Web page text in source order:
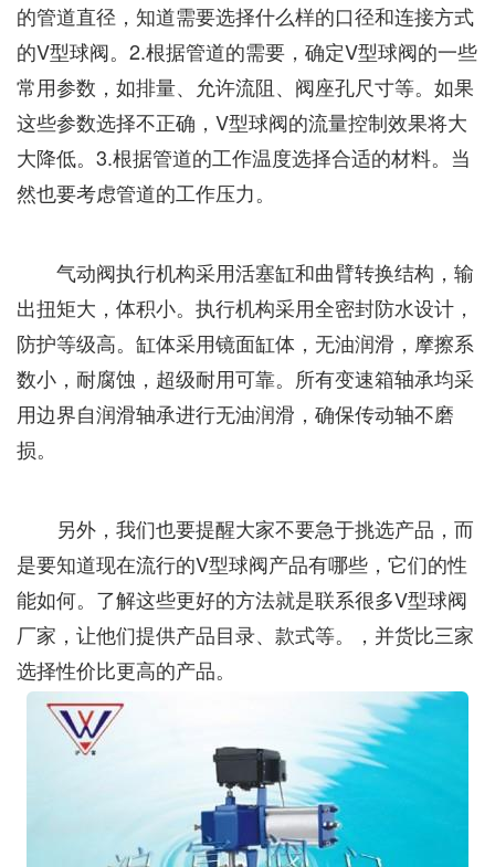
的管道直径，知道需要选择什么样的口径和连接方式
的V型球阀。2.根据管道的需要，确定V型球阀的一些
常用参数，如排量、允许流阻、阀座孔尺寸等。如果
这些参数选择不正确，V型球阀的流量控制效果将大
大降低。3.根据管道的工作温度选择合适的材料。当
然也要考虑管道的工作压力。
气动阀执行机构采用活塞缸和曲臂转换结构，输
出扭矩大，体积小。执行机构采用全密封防水设计，
防护等级高。缸体采用镜面缸体，无油润滑，摩擦系
数小，耐腐蚀，超级耐用可靠。所有变速箱轴承均采
用边界自润滑轴承进行无油润滑，确保传动轴不磨
损。
另外，我们也要提醒大家不要急于挑选产品，而
是要知道现在流行的V型球阀产品有哪些，它们的性
能如何。了解这些更好的方法就是联系很多V型球阀
厂家，让他们提供产品目录、款式等。，并货比三家
选择性价比更高的产品。